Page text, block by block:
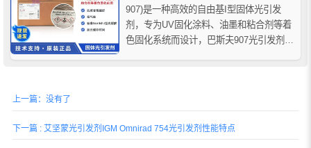
907)是一种高效的自由基I型固体光引发
剂，专为UV固化涂料、油墨和粘合剂等着
色固化系统而设计，巴斯夫907光引发剂吸
上一篇：没有了
下一篇 : 艾坚蒙光引发剂IGM Omnirad 754光引发剂性能特点